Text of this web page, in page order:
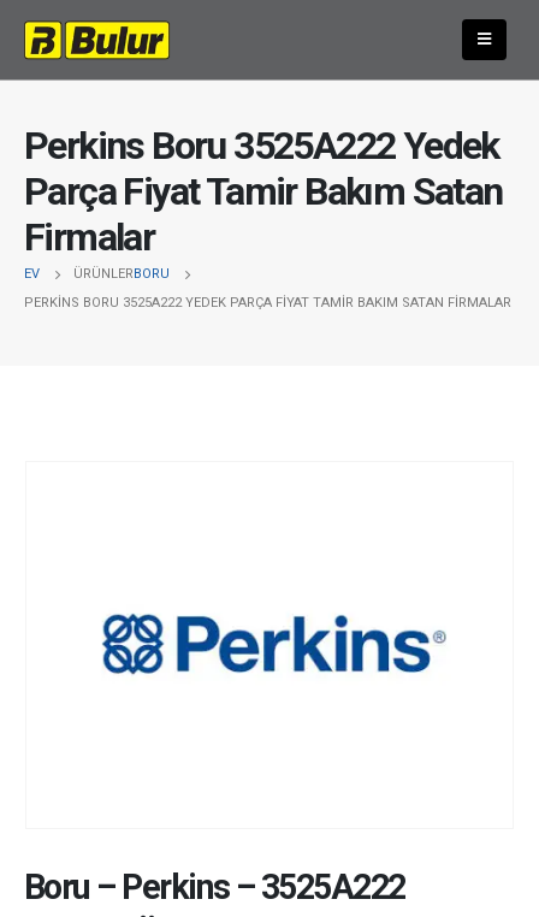
Perkins Boru 3525A222 Yedek
Parça Fiyat Tamir Bakım Satan
Firmalar
EV ÜRÜNLERBORU
PERKINS BORU 3525A222 YEDEK PARÇA FIYAT TAMIR BAKIM SATAN FIRMALAR
Boru – Perkins–3525A222